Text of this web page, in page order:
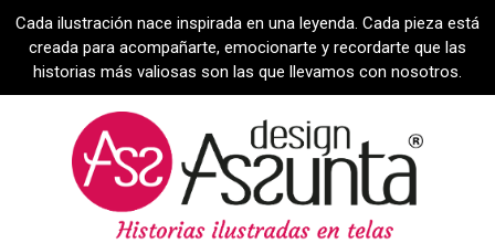
Cada ilustración nace inspirada en una leyenda. Cada pieza está
creada para acompañarte, emocionarte y recordarte que las
historias más valiosas son las que llevamos con nosotros.